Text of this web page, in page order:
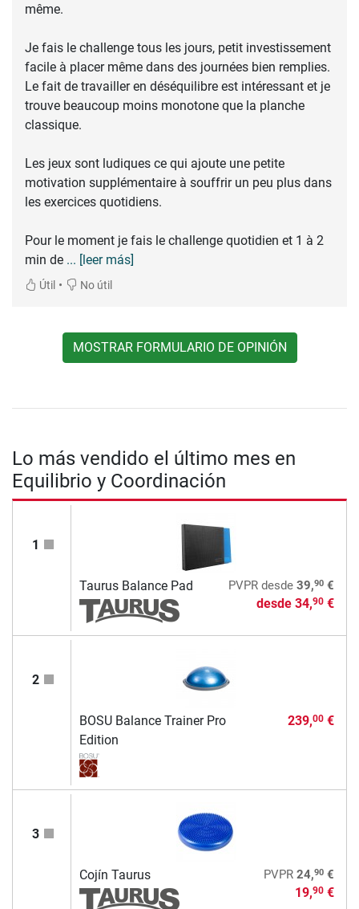
même.
Je fais le challenge tous les jours, petit investissement
facile à placer même dans des journées bien remplies.
Le fait de travailler en déséquilibre est intéressant et je
trouve beaucoup moins monotone que la planche
classique.
Les jeux sont ludiques ce qui ajoute une petite
motivation supplémentaire à souffrir un peu plus dans
les exercices quotidiens.
Pour le moment je fais le challenge quotidien et 1 à 2
min de ... [leer más]
Útil • No útil
MOSTRAR FORMULARIO DE OPINIÓN
Lo más vendido el último mes en
Equilibrio y Coordinación
1
Taurus Balance Pad PVPRdesde 39,90€
desde 34,90€
2
BOSU Balance Trainer Pro
Edition
239,00€
3
Cojín Taurus PVPR 24,90€
19,90€